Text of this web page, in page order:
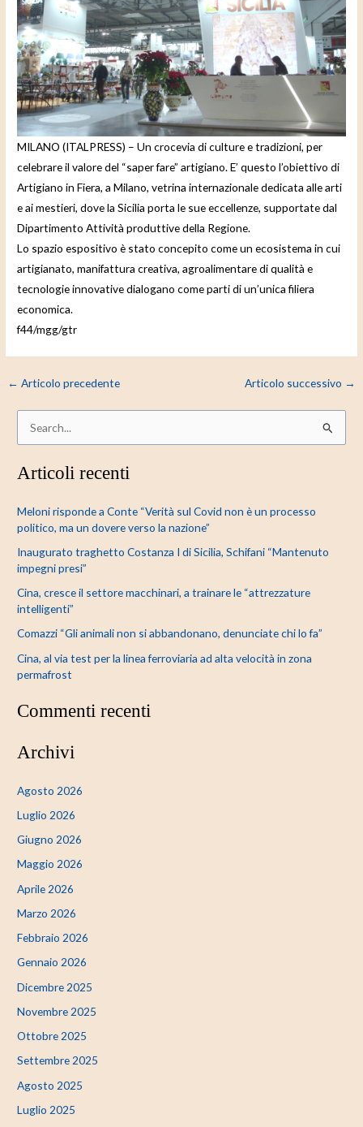
i
d
e
o
MILANO (ITALPRESS) – Un crocevia di culture e tradizioni, per
celebrare il valore del “saper fare” artigiano. E’ questo l’obiettivo di
Artigiano in Fiera, a Milano, vetrina internazionale dedicata alle arti
e ai mestieri, dove la Sicilia porta le sue eccellenze, supportate dal
Dipartimento Attività produttive della Regione.
Lo spazio espositivo è stato concepito come un ecosistema in cui
artigianato, manifattura creativa, agroalimentare di qualità e
tecnologie innovative dialogano come parti di un’unica filiera
economica.
f44/mgg/gtr
← Articolo precedente Articolo successivo →
r
a
Articoli recenti
Meloni risponde a Conte “Verità sul Covid non è un processo
politico, ma un dovere verso la nazione”
Inaugurato traghetto Costanza I di Sicilia, Schifani “Mantenuto
impegni presi”
Cina, cresce il settore macchinari, a trainare le “attrezzature
intelligenti”
Comazzi “Gli animali non si abbandonano, denunciate chi lo fa”
Cina, al via test per la linea ferroviaria ad alta velocità in zona
permafrost
Commenti recenti
Archivi
Agosto 2026
Luglio 2026
Giugno 2026
Maggio 2026
Aprile 2026
Marzo 2026
Febbraio 2026
Gennaio 2026
Dicembre 2025
Novembre 2025
Ottobre 2025
Settembre 2025
Agosto 2025
Luglio 2025